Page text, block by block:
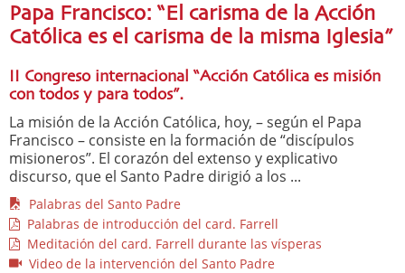
Papa Francisco: “El carisma de la Acción
Católica es el carisma de la misma Iglesia”
II Congreso internacional “Acción Católica es misión
con todos y para todos”.
La misión de la Acción Católica, hoy, – según el Papa
Francisco – consiste en la formación de “discípulos
misioneros”. El corazón del extenso y explicativo
discurso, que el Santo Padre dirigió a los ...
Palabras del Santo Padre
Palabras de introducción del card. Farrell
Meditación del card. Farrell durante las vísperas
Video de la intervención del Santo Padre